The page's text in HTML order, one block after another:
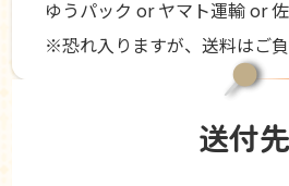
ゆうパック or ヤマト運輸 or
※恐れ入りますが、送料はご負
送付先